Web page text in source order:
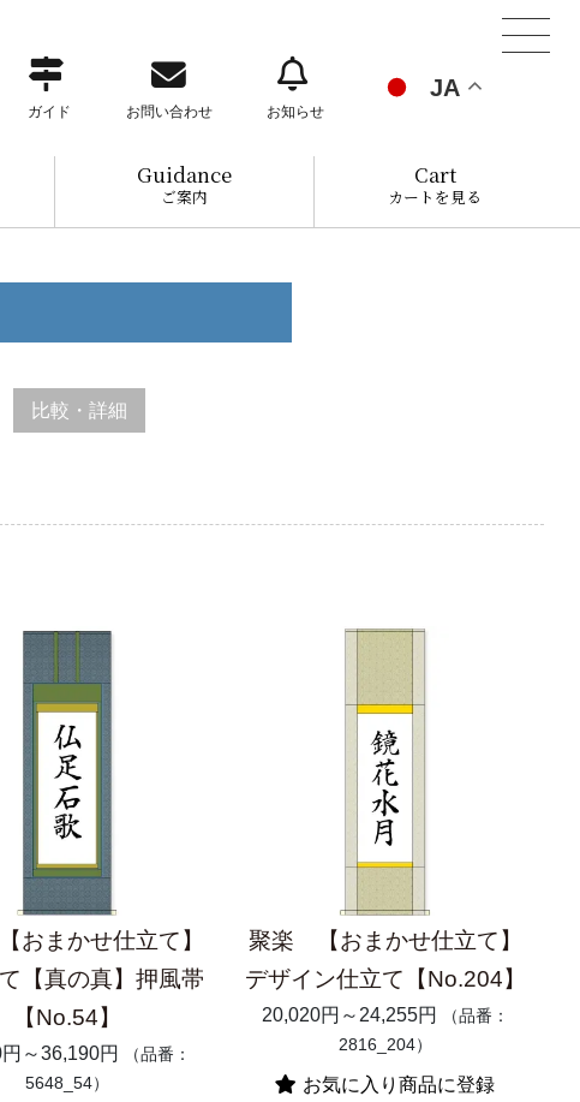
ガイド お問い合わせ お知らせ
JA
Guidance
ご案内
Cart
カートを見る
比較・詳細
おまかせ仕立て】
【真の真】押風帯
【No.54】
～36,190円
（品番：
5648_54）
聚楽 【おまかせ仕立て】
デザイン仕立て【No.204】
20,020円～24,255円
（品番：
2816_204）
お気に入り商品に登録